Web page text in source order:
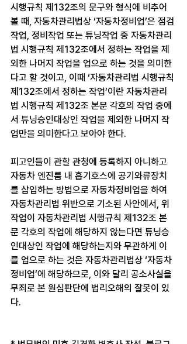
시행규칙 제132조의 문구와 형식에 비추어
볼 때, 자동차관리법상 ‘자동차정비업’은 점검
작업, 정비작업 또는 튜닝작업 중 자동차관리
법 시행규칙 제132조에서 정하는 작업을 제
외한 나머지 작업을 업으로 하는 것을 의미한
다고 할 것이고, 이때 ‘자동차관리법 시행규칙
제132조에서 정하는 작업’이란 자동차관리
법 시행규칙 제132조 본문 각호의 작업 중에
서 튜닝승인대상인 작업을 제외한 나머지 작
업만을 의미한다고 보아야 한다.
피고인들이 관할 관청에 등록하지 아니하고
자동차 엔진룸 내 흡기호스에 공기와류장치
를 삽입하는 방법으로 자동차정비업을 하여
자동차관리법 위반으로 기소된 사안에서, 위
작업이 자동차관리법 시행규칙 제132조 본
문 각호의 작업에 해당하지 않는다면 튜닝승
인대상인 작업에 해당하는지와 무관하게 이
를 업으로 하는 것은 자동차관리법상 ‘자동차
정비업’에 해당하므로, 이와 달리 공소사실을
무죄로 본 원심판단에 법리오해의 잘못이 있
다.